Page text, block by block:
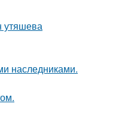
утяшева
наследниками.